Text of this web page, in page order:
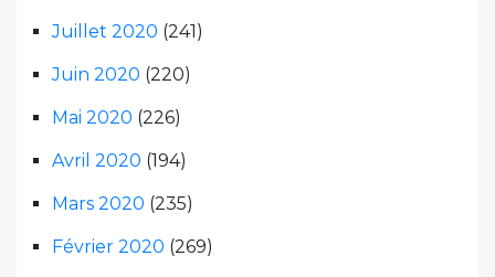
Juillet 2020 (241)
Juin 2020 (220)
Mai 2020 (226)
Avril 2020 (194)
Mars 2020 (235)
Février 2020 (269)